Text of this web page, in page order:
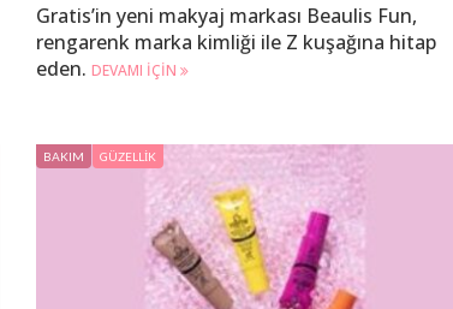
Gratis’in yeni makyaj markası Beaulis Fun,
rengarenk marka kimliği ile Z kuşağına hitap
eden. DEVAMI IÇIN
BAKIM GÜZELLIK